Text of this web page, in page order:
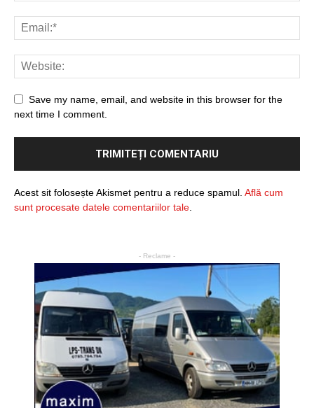
Save my name, email, and website in this browser for the
next time I comment.
Acest sit folosește Akismet pentru a reduce spamul. Află cum
sunt procesate datele comentariilor tale
- Reclame -